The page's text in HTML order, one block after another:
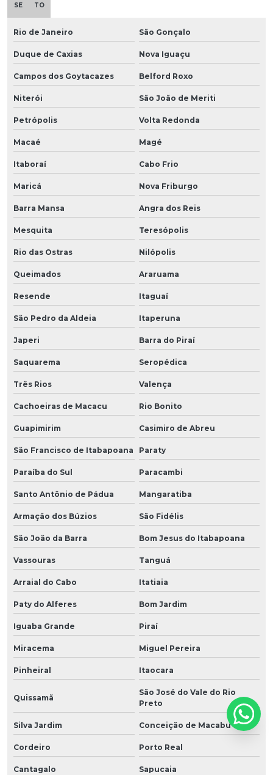
SE TO
Rio de Janeiro São Gonçalo
Duque de Caxias Nova Iguaçu
Campos dos Goytacazes Belford Roxo
Niterói São João de Meriti
Petrópolis Volta Redonda
Macaé Magé
Itaboraí Cabo Frio
Maricá Nova Friburgo
Barra Mansa Angra dos Reis
Mesquita Teresópolis
Rio das Ostras Nilópolis
Queimados Araruama
Resende Itaguaí
São Pedro da Aldeia Itaperuna
Japeri Barra do Piraí
Saquarema Seropédica
Três Rios Valença
Cachoeiras de Macacu Rio Bonito
Guapimirim Casimiro de Abreu
São Francisco de Itabapoana Paraty
Paraíba do Sul Paracambi
Santo Antônio de Pádua Mangaratiba
Armação dos Búzios São Fidélis
São João da Barra Bom Jesus do Itabapoana
Vassouras Tanguá
Arraial do Cabo Itatiaia
Paty do Alferes Bom Jardim
Iguaba Grande Piraí
Miracema Miguel Pereira
Pinheiral Itaocara
Quissamã
São José do Vale do Rio
Preto
Silva Jardim Conceição de Macabu
Cordeiro Porto Real
Cantagalo Sapucaia